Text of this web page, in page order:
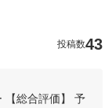
投稿数43
【総合評価】 予